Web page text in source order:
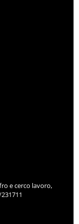
e cerco lavoro,